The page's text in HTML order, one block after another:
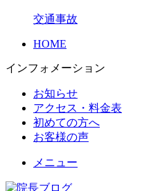
交通事故
HOME
インフォメーション
お知らせ
アクセス・料金表
初めての方へ
お客様の声
メニュー